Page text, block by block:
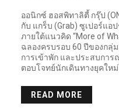
ออนิกซ์ ฮอสพิทาลิตี้ กรุ๊ป
กับ แกร็บ (Grab) ซูเปอร์แอ
ภายใต้แนวคิด “More of
ฉลองครบรอบ 60 ปีของกลุ่
การเข้าพัก และประสบกา
ตอบโจทย์นักเดินทางยุคให
READ MORE